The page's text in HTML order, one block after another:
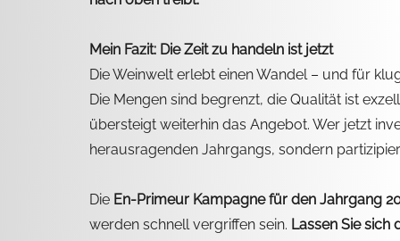
Mein Fazit: Die Zeit zu handeln ist jetzt
Die Weinwelt erlebt einen Wandel – und für
Die Mengen sind begrenzt, die Qualität ist
übersteigt weiterhin das Angebot. Wer jetzt
herausragenden Jahrgangs, sondern
Die En-Primeur Kampagne für den Jahrgang
werden schnell vergriffen sein. Lassen Sie sich